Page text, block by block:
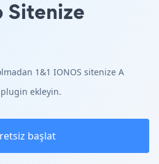
Sitenize
1&1 IONOS sitenize A
ekleyin.
başlat